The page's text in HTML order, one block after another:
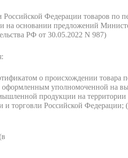
Российской Федерации товаров по
на основании предложений
РФ от 30.05.2022 N 987)
о происхождении товара
уполномоченной на
продукции на территории
торговли Российской Федерации;